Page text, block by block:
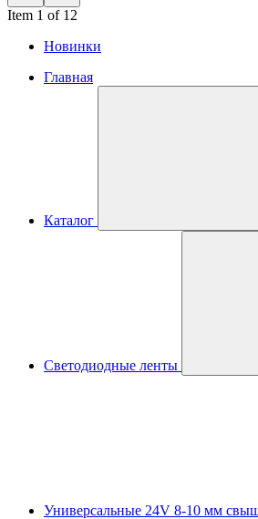
Item 1 of 12
Новинки
Главная
Каталог
Светодиодные ленты
Универсальные 24V 8-10 мм